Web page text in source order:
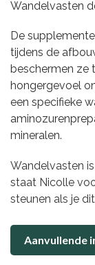
Wandelvasten
De
tijdens de
beschermen ze
hongergevoel
een specifieke
mineralen.
Wandelvasten
staat Nicolle
steunen als je
Aanvullende